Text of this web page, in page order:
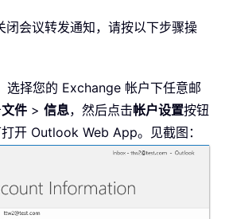
会议转发通知，请按以下步骤操
选择您的 Exchange 帐户下任意邮
文件 > 信息，然后点击帐户设置按钮
开 Outlook Web App。见截图：